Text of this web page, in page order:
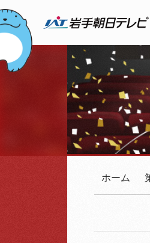
ホーム